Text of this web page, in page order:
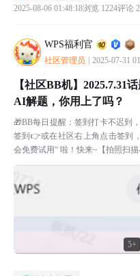
2025-08-06 01:48:18浏览 1224评论 2
WPS福利官
社区管理员 2025-07-31
5+
【社区BB机】
AI解题，你用上了吗？
🎁BB每日提醒：签到打卡不迟到
签到👉或在社区右上角点击签到
会免费试用“ 啦！快来~【拍照扫
速检查？作业习题越来越卷，家长